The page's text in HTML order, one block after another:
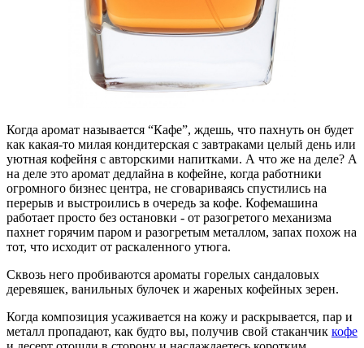
Когда аромат называется “Кафе”, ждешь, что пахнуть он будет
как какая-то милая кондитерская с завтраками целый день или
уютная кофейня с авторскими напитками. А что же на деле? А
на деле это аромат дедлайна в кофейне, когда работники
огромного бизнес центра, не сговариваясь спустились на
перерыв и выстроились в очередь за кофе. Кофемашина
работает просто без остановки - от разогретого механизма
пахнет горячим паром и разогретым металлом, запах похож на
тот, что исходит от раскаленного утюга.
Сквозь него пробиваются ароматы горелых сандаловых
деревяшек, ванильных булочек и жареных кофейных зерен.
Когда композиция усаживается на кожу и раскрывается, пар и
металл пропадают, как будто вы, получив свой стаканчик кофе